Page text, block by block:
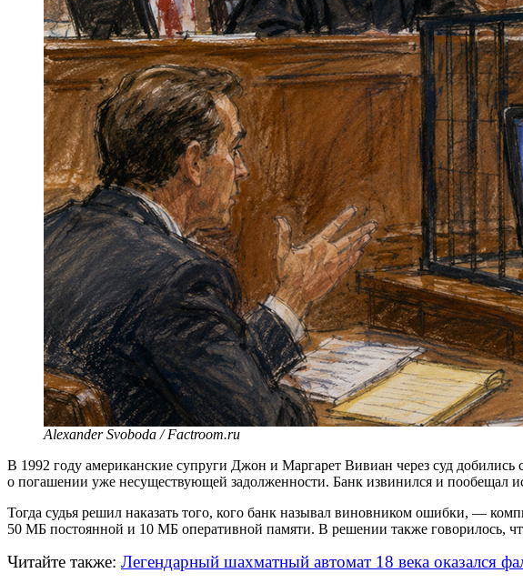
Alexander Svoboda / Factroom.ru
В 1992 году американские супруги Джон и Маргарет Вивиан через суд
о погашении уже несуществующей задолженности. Банк извинился и пообещал
Тогда судья решил наказать того, кого банк называл виновником ошибки, —
50 МБ постоянной и 10 МБ оперативной памяти. В решении также говорилось,
Читайте также: Легендарный шахматный автомат 18 века оказался